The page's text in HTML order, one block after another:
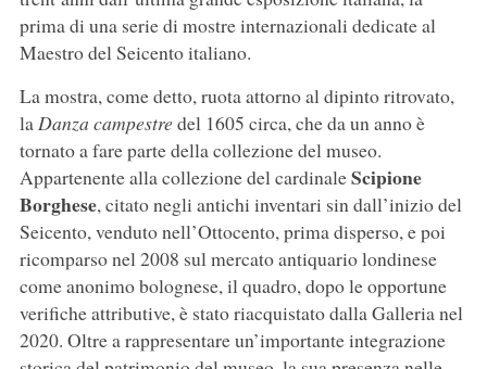
prima di una serie di mostre internazionali dedicate al
Maestro del Seicento italiano.
La mostra, come detto, ruota attorno al dipinto ritrovato,
laDanza campestredel 1605 circa, che da un anno è
tornato a fare parte della collezione del museo.
Appartenente alla collezione del cardinaleScipione
Borghese, citato negli antichi inventari sin dall’inizio del
Seicento, venduto nell’Ottocento, prima disperso, e poi
ricomparso nel 2008 sul mercato antiquario londinese
come anonimo bolognese, il quadro, dopo le opportune
verifiche attributive, è stato riacquistato dalla Galleria nel
2020. Oltre a rappresentare un’importante integrazione